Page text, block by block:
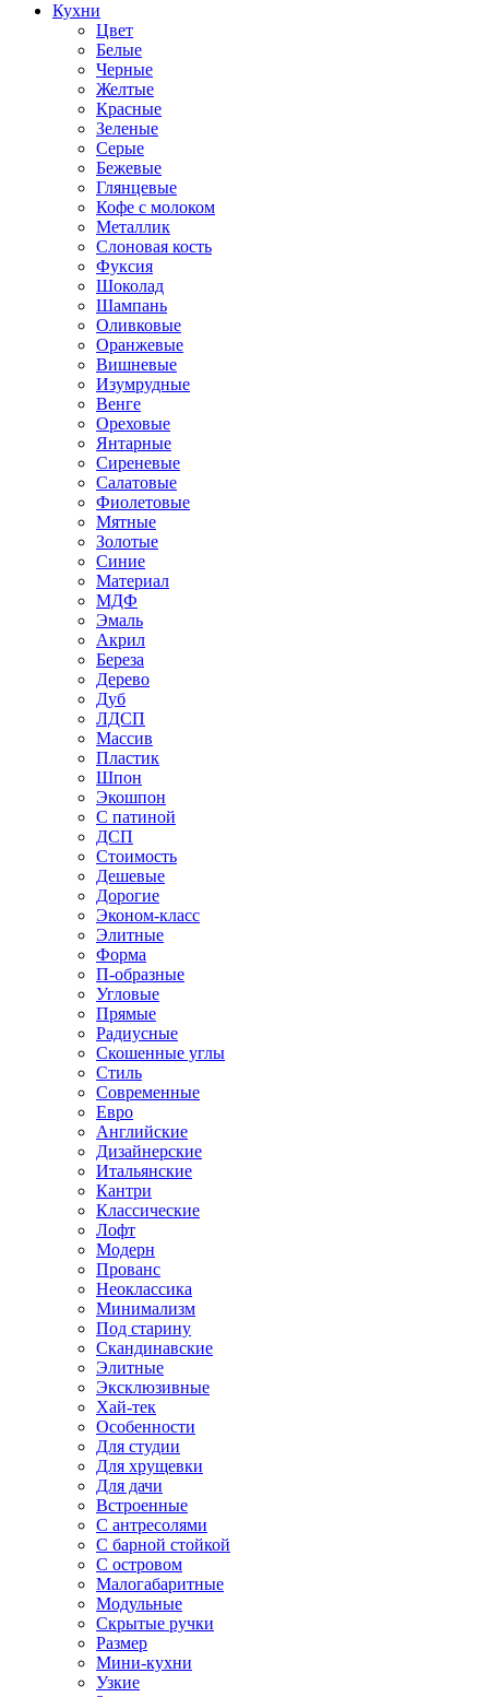
Кухни
Цвет
Белые
Черные
Желтые
Красные
Зеленые
Серые
Бежевые
Глянцевые
Кофе с молоком
Металлик
Слоновая кость
Фуксия
Шоколад
Шампань
Оливковые
Оранжевые
Вишневые
Изумрудные
Венге
Ореховые
Янтарные
Сиреневые
Салатовые
Фиолетовые
Мятные
Золотые
Синие
Материал
МДФ
Эмаль
Акрил
Береза
Дерево
Дуб
ЛДСП
Массив
Пластик
Шпон
Экошпон
С патиной
ДСП
Стоимость
Дешевые
Дорогие
Эконом-класс
Элитные
Форма
П-образные
Угловые
Прямые
Радиусные
Скошенные углы
Стиль
Современные
Евро
Английские
Дизайнерские
Итальянские
Кантри
Классические
Лофт
Модерн
Прованс
Неоклассика
Минимализм
Под старину
Скандинавские
Элитные
Эксклюзивные
Хай-тек
Особенности
Для студии
Для хрущевки
Для дачи
Встроенные
С антресолями
С барной стойкой
С островом
Малогабаритные
Модульные
Скрытые ручки
Размер
Мини-кухни
Узкие